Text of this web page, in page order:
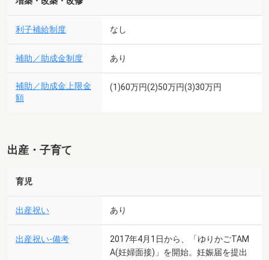
利子補給制度 なし
補助／助成金制度 あり
補助／助成金上限金
額
(1)60万円(2)50万円(3)30万円
出産・子育て
育児
出産祝い あり
出産祝い-備考
2017年4月1日から、「ゆりかごTAM
A(妊婦面接)」を開始。妊娠届を提出